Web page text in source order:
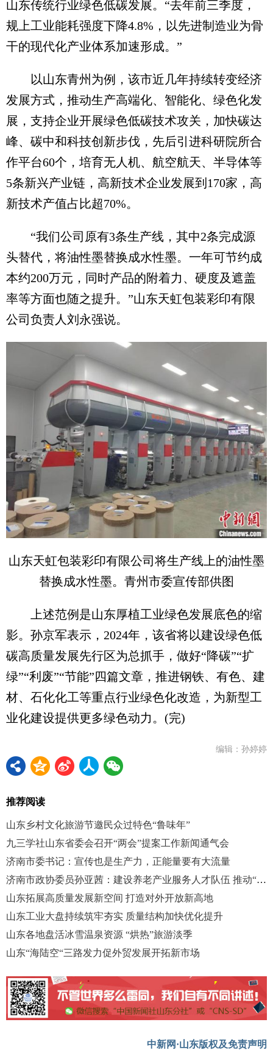
山东传统行业绿色低碳发展。“去年前三季度，
规上工业能耗强度下降4.8%，以先进制造业为骨
干的现代化产业体系加速形成。”
以山东青州为例，该市近几年持续转变经济
发展方式，推动生产高端化、智能化、绿色化发
展，支持企业开展绿色低碳技术攻关，加快碳达
峰、碳中和科技创新步伐，先后引进科研院所合
作平台60个，培育无人机、航空航天、半导体等
5条新兴产业链，高新技术企业发展到170家，高
新技术产值占比超70%。
“我们公司原有3条生产线，其中2条完成源
头替代，将油性墨替换成水性墨。一年可节约成
本约200万元，同时产品的附着力、硬度及遮盖
率等方面也随之提升。”山东天虹包装彩印有限
公司负责人刘永强说。
山东天虹包装彩印有限公司将生产线上的油性墨
替换成水性墨。青州市委宣传部供图
上述范例是山东厚植工业绿色发展底色的缩
影。孙京军表示，2024年，该省将以建设绿色低
碳高质量发展先行区为总抓手，做好“降碳”“扩
绿”“利废”“节能”四篇文章，推进钢铁、有色、建
材、石化化工等重点行业绿色化改造，为新型工
业化建设提供更多绿色动力。(完)
编辑：孙婷婷
推荐阅读
山东乡村文化旅游节邀民众过特色“鲁味年”
九三学社山东省委会召开“两会”提案工作新闻通气会
济南市委书记：宣传也是生产力，正能量要有大流量
济南市政协委员孙亚茜：建设养老产业服务人才队伍 推动“银发产业”发展
山东拓展高质量发展新空间 打造对外开放新高地
山东工业大盘持续筑牢夯实 质量结构加快优化提升
山东各地盘活冰雪温泉资源 “烘热”旅游淡季
山东“海陆空“三路发力促外贸发展开拓新市场
中新网·山东版权及免责声明